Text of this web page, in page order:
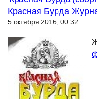
Красная Бурда
5 октября 2016, 00:32